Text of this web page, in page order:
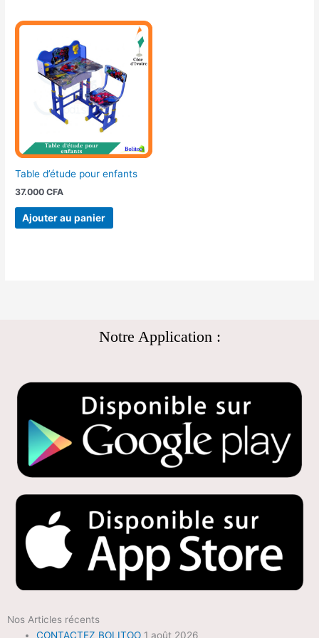
Table d’étude pour enfants
37.000CFA
Ajouter au panier
Notre Application :
Nos Articles récents
CONTACTEZ BOLITOO 1 août 2026